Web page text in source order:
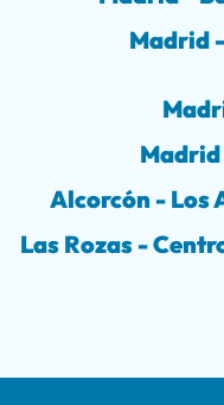
Madrid
Alcorcón - Los
Las Rozas -